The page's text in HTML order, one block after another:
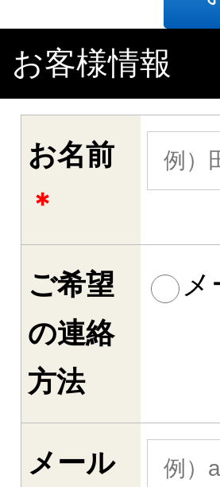
お客様情報
お名前
＊
ご希望
の連絡
方法
メ
メール